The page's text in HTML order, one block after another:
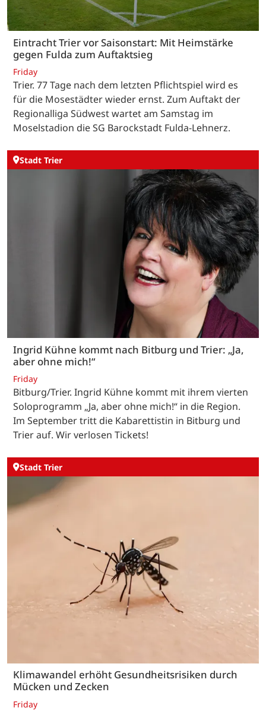
Eintracht Trier vor Saisonstart: Mit Heimstärke
gegen Fulda zum Auftaktsieg
Friday
Trier. 77 Tage nach dem letzten Pflichtspiel wird es
für die Mosestädter wieder ernst. Zum Auftakt der
Regionalliga Südwest wartet am Samstag im
Moselstadion die SG Barockstadt Fulda-Lehnerz.
Stadt Trier
Ingrid Kühne kommt nach Bitburg und Trier: „Ja,
aber ohne mich!“
Friday
Bitburg/Trier. Ingrid Kühne kommt mit ihrem vierten
Soloprogramm „Ja, aber ohne mich!“ in die Region.
Im September tritt die Kabarettistin in Bitburg und
Trier auf. Wir verlosen Tickets!
Stadt Trier
Klimawandel erhöht Gesundheitsrisiken durch
Mücken und Zecken
Friday